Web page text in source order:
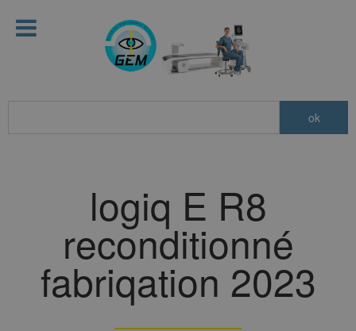
logiq E R8
reconditionné
fabriqation 2023